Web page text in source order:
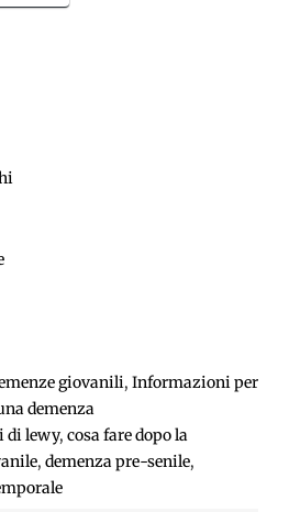
giovanili, Informazioni per
demenza
di lewy, cosa fare dopo la
, demenza pre-senile,